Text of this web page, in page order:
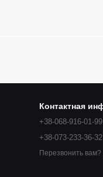
Контактная
+38-068-916-01-99
+38-073-233-36-32
Перезвонить вам?